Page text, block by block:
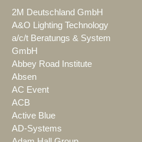
2M Deutschland GmbH
A&O Lighting Technology
a/c/t Beratungs & System
GmbH
Abbey Road Institute
Absen
AC Event
ACB
Active Blue
AD-Systems